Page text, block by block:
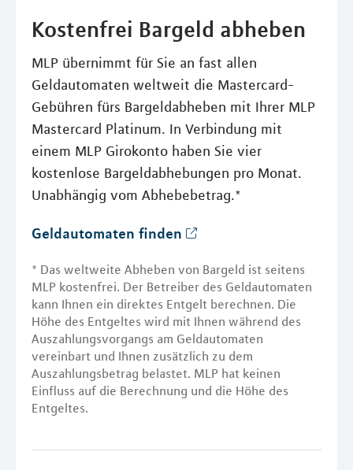
Kostenfrei Bargeld abheben
MLP übernimmt für Sie an fast allen
Geldautomaten weltweit die Mastercard-
Gebühren fürs Bargeldabheben mit Ihrer MLP
Mastercard Platinum. In Verbindung mit
einem MLP Girokonto haben Sie vier
kostenlose Bargeldabhebungen pro Monat.
Unabhängig vom Abhebebetrag.*
Geldautomaten finden
* Das weltweite Abheben von Bargeld ist seitens
MLP kostenfrei. Der Betreiber des Geldautomaten
kann Ihnen ein direktes Entgelt berechnen. Die
Höhe des Entgeltes wird mit Ihnen während des
Auszahlungsvorgangs am Geldautomaten
vereinbart und Ihnen zusätzlich zu dem
Auszahlungsbetrag belastet. MLP hat keinen
Einfluss auf die Berechnung und die Höhe des
Entgeltes.